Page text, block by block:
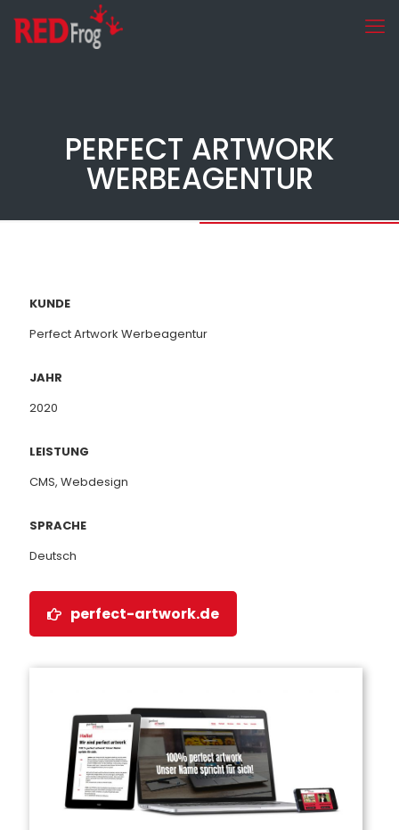
PERFECT ARTWORK
WERBEAGENTUR
KUNDE
Perfect Artwork Werbeagentur
JAHR
2020
LEISTUNG
CMS, Webdesign
SPRACHE
Deutsch
perfect-artwork.de